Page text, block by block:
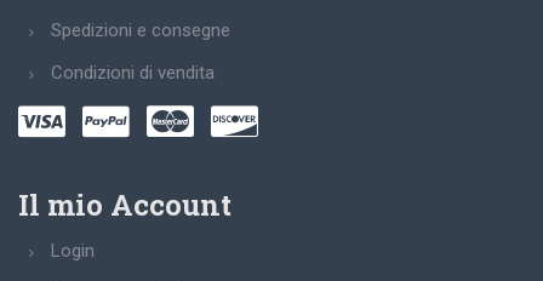
Spedizioni e consegne
Condizioni di vendita
Il mio Account
Login